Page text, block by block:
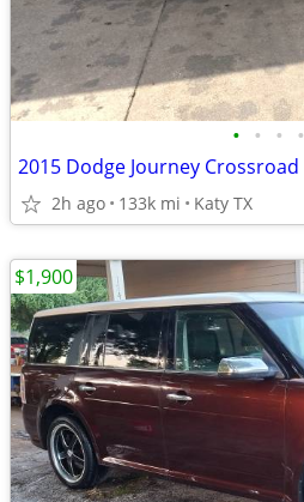
• • • •
2015 Dodge Journey Crossroad
2h ago 133k mi Katy TX
$1,900